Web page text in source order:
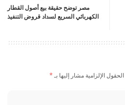
مصر توضح حقيقة بيع أصول القطار
الكهربائي السريع لسداد قروض التنفيذ
الحقول الإلزامية مشار إليها بـ*